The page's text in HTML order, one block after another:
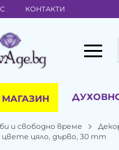
КОНТАКТИ
и свободно време
цвете цяло, дърво, 30 mm